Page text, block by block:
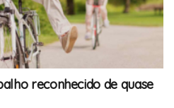
reconhecido de quase